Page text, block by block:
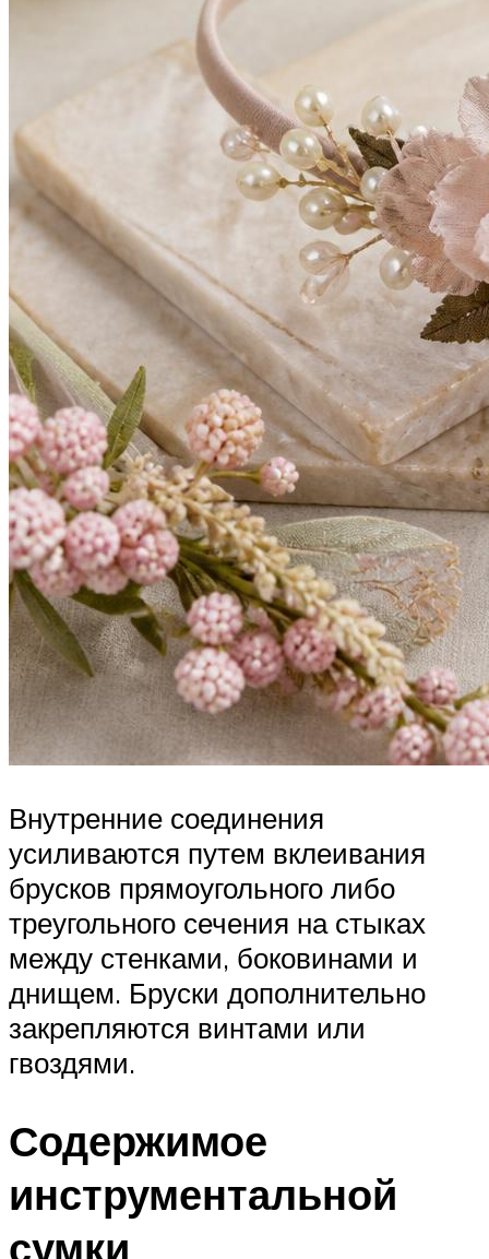
Внутренние соединения
усиливаются путем вклеивания
брусков прямоугольного либо
треугольного сечения на стыках
между стенками, боковинами и
днищем. Бруски дополнительно
закрепляются винтами или
гвоздями.
Содержимое
инструментальной
сумки